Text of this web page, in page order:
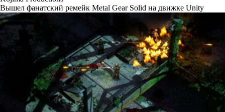
Вышел фанатский ремейк Metal Gear Solid на движке Unity